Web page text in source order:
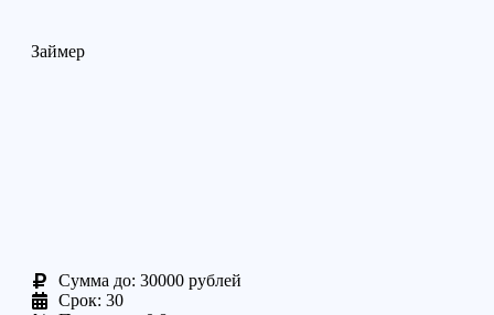
Займер
Cумма до: 30000 рублей
Срок: 30